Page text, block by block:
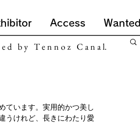
Access Wanted
ています。実用的かつ美し
うけれど、長きにわたり愛
d b y T e n n o z C a n a l.